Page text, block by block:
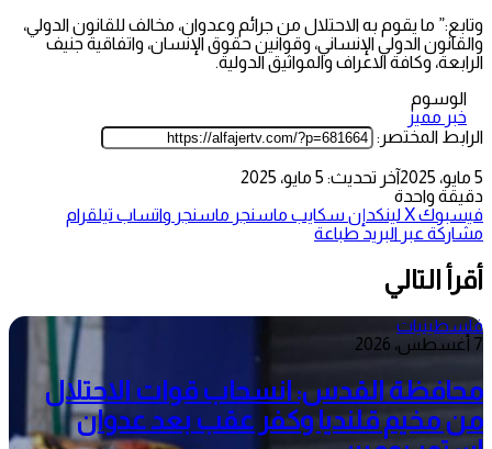
وتابع:” ما يقوم به الاحتلال من جرائم وعدوان، مخالف للقانون الدولي،
والقانون الدولي الإنساني، وقوانين حقوق الإنسان، واتفاقية جنيف
الرابعة، وكافة الاعراف والمواثيق الدولية.
الوسوم
خبر مميز
الرابط المختصر:
5 مايو، 2025
آخر تحديث: 5 مايو، 2025
دقيقة واحدة
فيسبوك‫Xلينكدإن سكايب ماسنجر ماسنجر واتساب تيلقرام
مشاركة عبر البريد طباعة
أقرأ التالي
فلسطينيات
7 أغسطس، 2026
محافظة القدس: انسحاب قوات الاحتلال
من مخيم قلنديا وكفر عقب بعد عدوان